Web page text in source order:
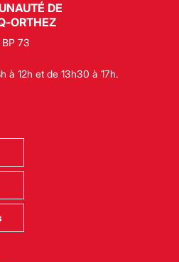
DE
ORTHEZ
73
à 12h et de 13h30 à 17h.